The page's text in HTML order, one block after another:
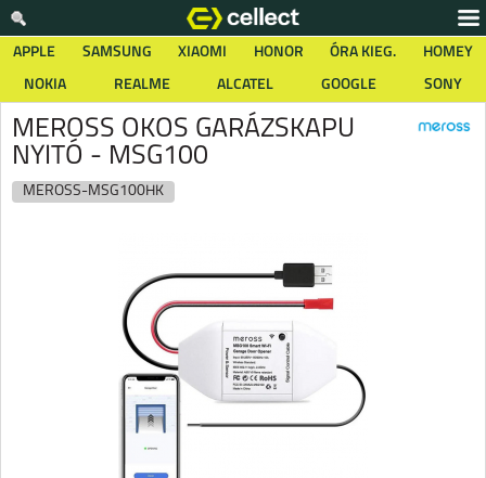
APPLE SAMSUNG XIAOMI HONOR ÓRA KIEG.
HOMEY
NOKIA
REALME ALCATEL GOOGLE SONY
MEROSS OKOS GARÁZSKAPU
NYITÓ - MSG100
MEROSS-MSG100HK